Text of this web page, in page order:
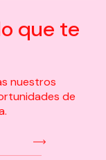
que te
nuestros
de